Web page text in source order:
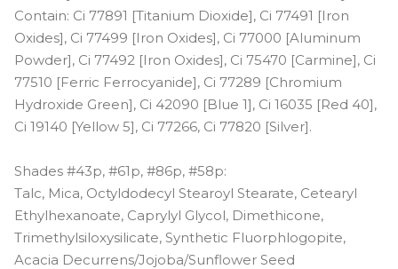
Contain: Ci 77891 [Titanium Dioxide], Ci 77491 [Iron
Oxides], Ci 77499 [Iron Oxides], Ci 77000 [Aluminum
Powder], Ci 77492 [Iron Oxides], Ci 75470 [Carmine], Ci
77510 [Ferric Ferrocyanide], Ci 77289 [Chromium
Hydroxide Green], Ci 42090 [Blue 1], Ci 16035 [Red 40],
Ci 19140 [Yellow 5], Ci 77266, Ci 77820 [Silver].
Shades #43p, #61p, #86p, #58p:
Talc, Mica, Octyldodecyl Stearoyl Stearate, Cetearyl
Ethylhexanoate, Caprylyl Glycol, Dimethicone,
Trimethylsiloxysilicate, Synthetic Fluorphlogopite,
Acacia Decurrens/Jojoba/Sunflower Seed